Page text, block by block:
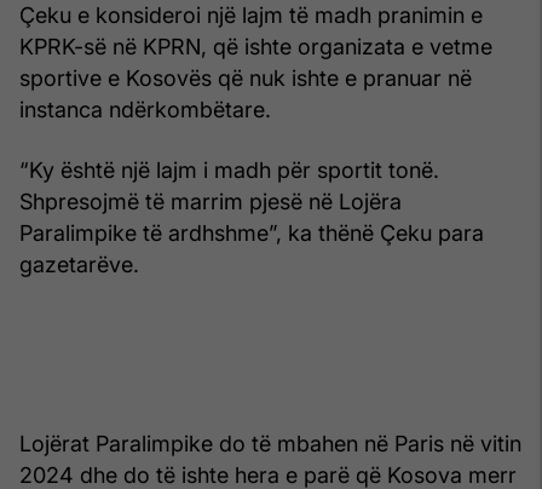
Çeku e konsideroi një lajm të madh pranimin e
KPRK-së në KPRN, që ishte organizata e vetme
sportive e Kosovës që nuk ishte e pranuar në
instanca ndërkombëtare.
“Ky është një lajm i madh për sportit tonë.
Shpresojmë të marrim pjesë në Lojëra
Paralimpike të ardhshme”, ka thënë Çeku para
gazetarëve.
Lojërat Paralimpike do të mbahen në Paris në vitin
2024 dhe do të ishte hera e parë që Kosova merr